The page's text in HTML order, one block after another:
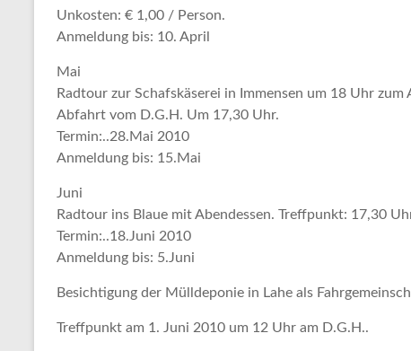
Unkosten: € 1,00 / Person.
Anmeldung bis: 10. April
Mai
Radtour zur Schafskäserei in Immensen um 18 Uhr zum
Abfahrt vom D.G.H. Um 17,30 Uhr.
Termin:..28.Mai 2010
Anmeldung bis: 15.Mai
Juni
Radtour ins Blaue mit Abendessen. Treffpunkt: 17,30
Termin:..18.Juni 2010
Anmeldung bis: 5.Juni
Besichtigung der Mülldeponie in Lahe als
Treffpunkt am 1. Juni 2010 um 12 Uhr am D.G.H..